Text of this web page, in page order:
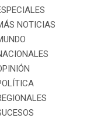
NOTICIAS